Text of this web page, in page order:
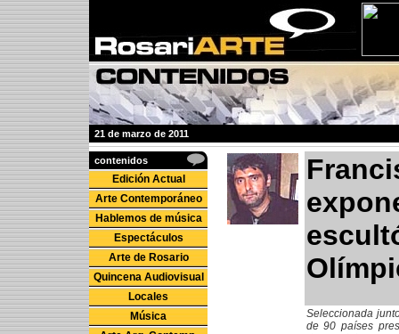
21 de marzo de 2011
contenidos
Edición Actual
Arte Contemporáneo
Hablemos de música
Espectáculos
Arte de Rosario
Quincena Audiovisual
Locales
Música
Seleccionada
de 90 países